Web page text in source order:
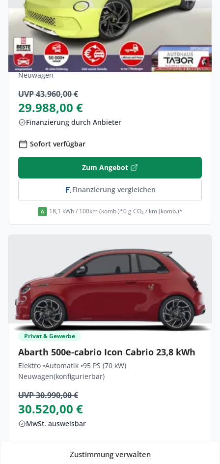
Zustimmung verwalten
Gewerbe
Abarth 500e 42 kWh Turismo LED Pano
Nav JBL SHZ Kam PDC
Elektro • Automatik • 155 PS (114 kW)
Neuwagen
UVP 43.960,00 €
29.988,00 €
Finanzierung durch Anbieter
Sofort verfügbar
Zum Angebot
Finanzierung vergleichen
A 18,1 kWh / 100km (komb.)*0 g CO₂ / km (komb.)*
Privat & Gewerbe
Abarth 500e-cabrio Icon Cabrio 23,8 kWh
Elektro •Automatik •95 PS (70 kW)
Neuwagen(konfigurierbar)
UVP 30.990,00 €
30.520,00 €
MwSt. ausweisbar